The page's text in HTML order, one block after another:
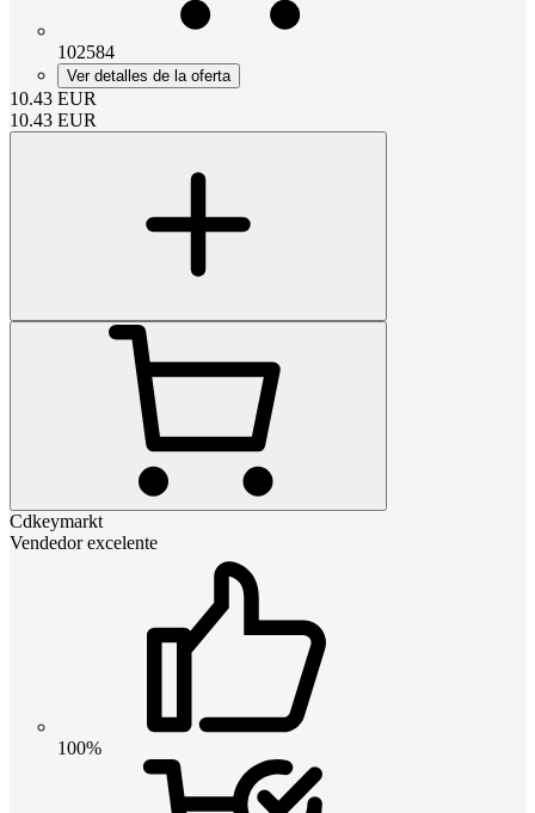
102584
Ver detalles de la oferta
10.43 EUR
10.43 EUR
Cdkeymarkt
Vendedor excelente
100%